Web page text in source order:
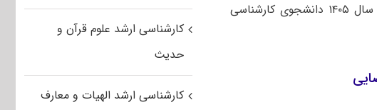
دانشگاه علوم قضایی و خدمات اداری به‌صورت بورسیه قوه‌قضائیه در سال ۱۴۰۵ دانشجوی کارشناسی
کارشناسی ارشد علوم قرآن و
حدیث
کارشناسی ارشد الهیات و معارف